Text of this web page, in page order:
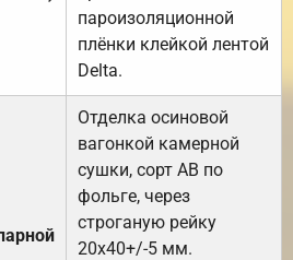
пароизоляционной
плёнки клейкой лентой
Delta.
Отделка осиновой
вагонкой камерной
сушки, сорт АВ по
фольге, через
строганую рейку
20х40+/-5 мм.